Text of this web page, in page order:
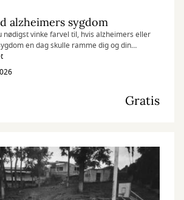
alzheimers sygdom
nødigst vinke farvel til, hvis alzheimers eller
en dag skulle ramme dig og din
Gratis